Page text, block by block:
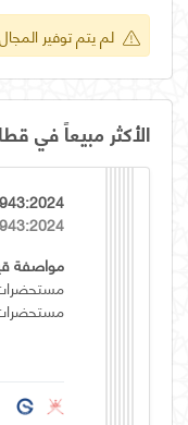
لم يتم توفير
الأكثر مبيعاً في
مواصفة